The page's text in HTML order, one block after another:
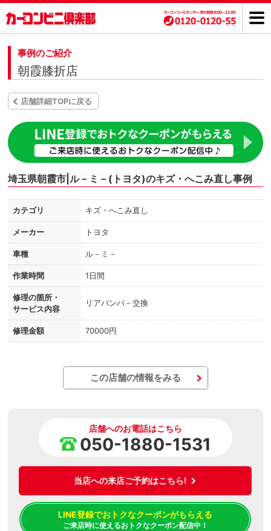
事例のご紹介
朝霞膝折店
店舗詳細TOPに戻る
埼玉県朝霞市|ル－ミ－(トヨタ)のキズ・へこみ直し事例
カテゴリ キズ・へこみ直し
メーカー トヨタ
車種 ル－ミ－
作業時間 1日間
修理の箇所・
サービス内容
リアバンパ－交換
修理金額 70000円
この店舗の情報をみる
店舗へのお電話はこちら
050-1880-1531
当店への来店ご予約はこちら!
LINE登録でおトクなクーポンがもらえる
ご来店時に使えるおトクなクーポン配信中！